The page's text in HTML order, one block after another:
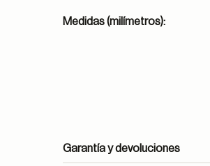
Medidas (milímetros):
Garantía y devoluciones